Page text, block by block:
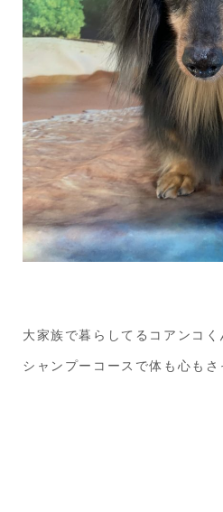
大家族で暮らしてるコアンコく
シャンプーコースで体も心も